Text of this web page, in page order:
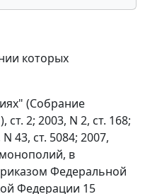
которых
(Собрание
2; 2003, N 2, ст. 168;
43, ст. 5084; 2007,
в
Федеральной
Федерации 15